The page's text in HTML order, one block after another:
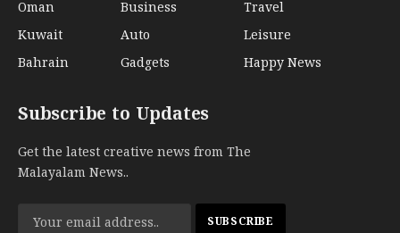
Oman
Kuwait
Bahrain
Business
Auto
Gadgets
Travel
Leisure
Happy News
Subscribe to Updates
Get the latest creative news from The
Malayalam News..